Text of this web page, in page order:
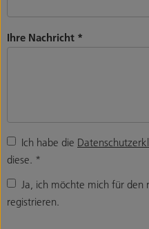
Ihre Nachricht *
Ich habe die
diese. *
Ja, ich möchte mich für
registrieren.